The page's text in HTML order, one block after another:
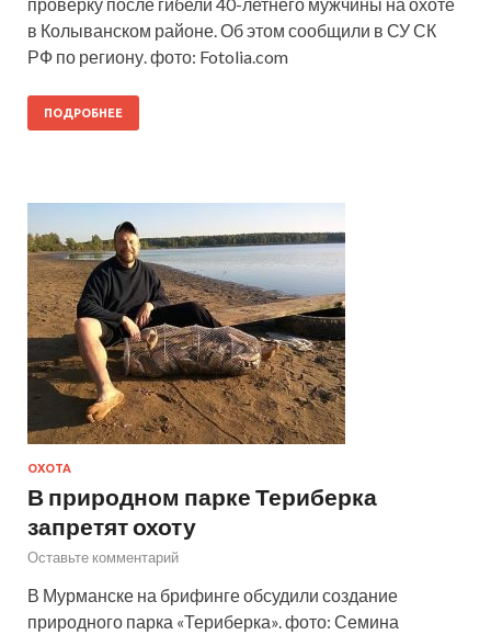
в Колыванском районе. Об этом сообщили в СУ СК
РФ по региону. фото: Fotolia.com
ПОДРОБНЕЕ
ОХОТА
В природном парке Териберка
запретят охоту
Оставьте комментарий
В Мурманске на брифинге обсудили создание
природного парка «Териберка». фото: Семина